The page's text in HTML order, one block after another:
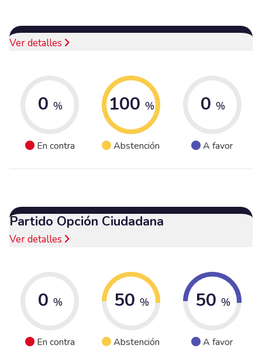
Ver detalles
0 %
En contra
100 %
Abstención
0 %
A favor
Partido Opción Ciudadana
Ver detalles
0 %
En contra
50 %
Abstención
50 %
A favor